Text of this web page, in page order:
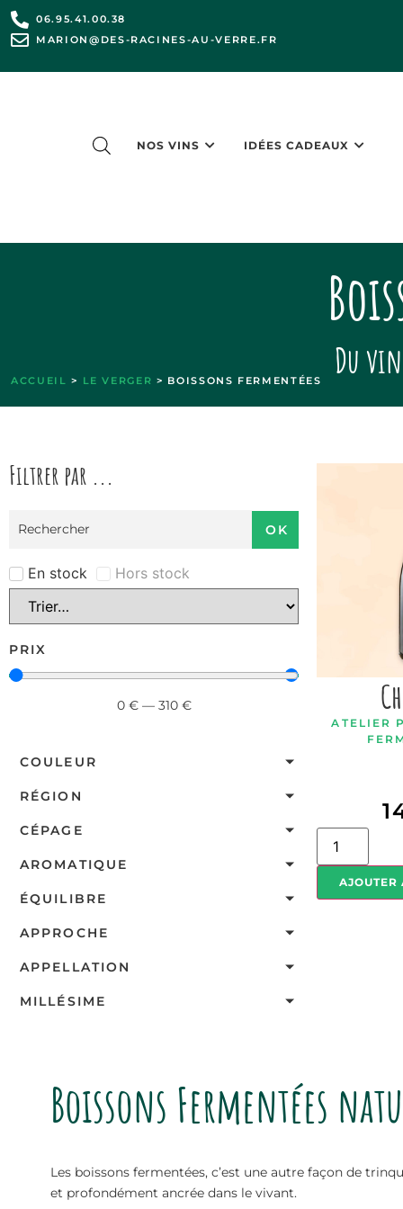
06.95.41.00.38
MARION@DES-RACINES-AU-VERRE.FR
NOS VINS IDÉES CADEAUX
Du
ACCUEIL > LE VERGER > BOISSONS FERMENTÉES
Filtrer par ...
OK
En stock Hors stock
PRIX
0 €— 310 €
COULEUR
RÉGION
CÉPAGE
AROMATIQUE
ÉQUILIBRE
APPROCHE
APPELLATION
MILLÉSIME
ATELIER
AJOUTER
Boissons Fermentées
Les boissons fermentées, c’est une autre façon de
et profondément ancrée dans le vivant.